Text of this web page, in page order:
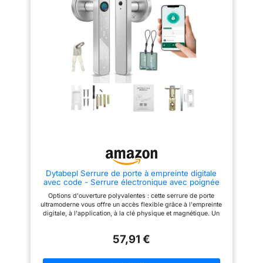
(jaune et blanc) sont inutiles,
pas besoin d'être connectés.
Convient pour : porte en bois,
porte en verre, porte métallique,
porte ignifuge, etc.
Dytabepl Serrure de porte à empreinte digitale
avec code - Serrure électronique avec poignée
application - Sans clé pour porte d'entrée,
maison, bureau
Options d'ouverture polyvalentes : cette serrure de porte
ultramoderne vous offre un accès flexible grâce à l'empreinte
digitale, à l'application, à la clé physique et magnétique. Un
commodité. Installation facile : système peut être monté des
porte. Il est livré avec des goupilles carrées (9,5 mm et 10,5
57,91 €